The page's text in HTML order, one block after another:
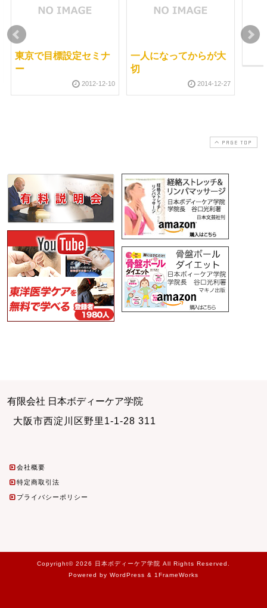
東京で目標設定セミナ
ー
2012-12-10
一人になってからが大
切
2014-12-27
PAGE TOP
有限会社 日本ボディーケア学院
大阪市西淀川区野里1-1-28 311
会社概要
特定商取引法
プライバシーポリシー
Copyright© 2026 日本ボディーケア学院 All Rights Reserved.
Powered by WordPress & 1FrameWorks